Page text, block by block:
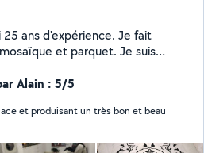
25 ans d'expérience. Je fait
et parquet. Je suis
Alain : 5/5